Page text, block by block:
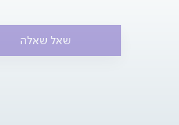
שאל שאלה